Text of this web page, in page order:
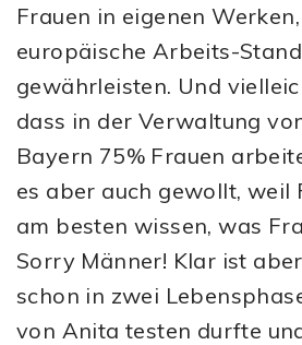
Frauen in eigenen
europäische Arbeits-
gewährleisten. Und
dass in der Verwaltung
Bayern 75% Frauen
es aber auch gewollt, weil
am besten wissen, was
Sorry Männer! Klar ist
schon in zwei
von Anita testen durfte